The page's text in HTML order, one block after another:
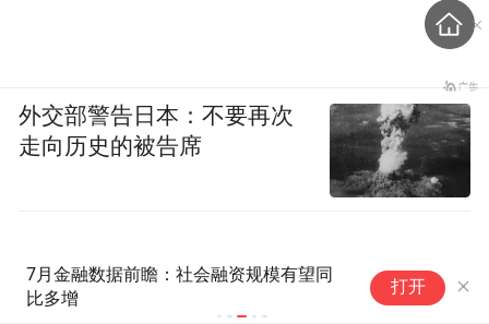
7月金融数据前瞻：社会融资规模有望同
比多增
森合高科上
元
打开
外交部警告日本：不要再次
走向历史的被告席